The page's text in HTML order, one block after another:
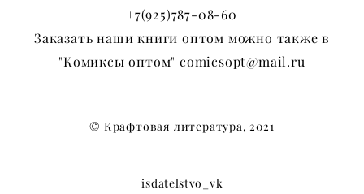
+7(925)787-08-60
Заказать наши книги оптом можно также в
"Комиксы оптом" comicsopt@mail.ru
© Крафтовая литература, 2021
isdatelstvo_vk